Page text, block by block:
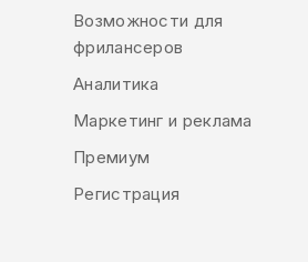
Возможности для
фрилансеров
Аналитика
Маркетинг и реклама
Премиум
Регистрация